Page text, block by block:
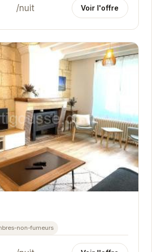
/nuit Voir l'offre
non-fumeurs